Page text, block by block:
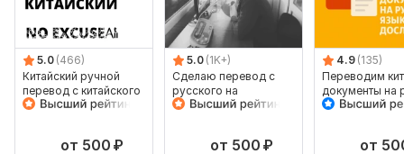
5.0 (466)
Китайский ручной
перевод с китайского
на китайский
от 500 ₽
5.0 (1K+)
Сделаю перевод с
русского на
английский и
от 500 ₽
4.9 (135)
Переводим
документы на
язык дословно
от